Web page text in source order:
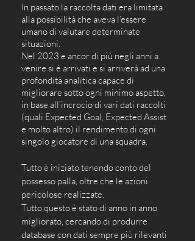
In passato la raccolta dati era limitata
alla possibilità che aveva l’essere
umano di valutare determinate
situazioni.
Nel 2023 e ancor di più negli anni a
venire si è arrivati e si arriverà ad una
profondità analitica capace di
migliorare sotto ogni minimo aspetto,
in base all’incrocio di vari dati raccolti
(quali Expected Goal, Expected Assist
e molto altro) il rendimento di ogni
singolo giocatore di una squadra.
Tutto è iniziato tenendo conto del
possesso palla, oltre che le azioni
pericolose realizzate.
Tutto questo è stato di anno in anno
migliorato, cercando di produrre
database con dati sempre più rilevanti